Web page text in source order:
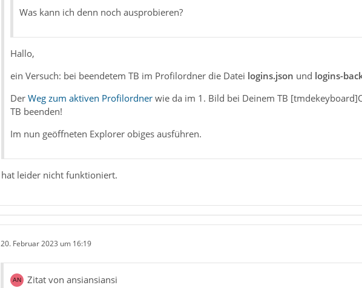
Was kann ich denn noch ausprobieren?
Hallo,
ein Versuch: bei beendetem TB im Profilordner die Datei logins.json und logins-
Der Weg zum aktiven Profilordnerwie da im 1. Bild bei Deinem TB
TB beenden!
Im nun geöffneten Explorer obiges ausführen.
hat leider nicht funktioniert.
20. Februar 2023 um 16:19
Zitat von ansiansiansi